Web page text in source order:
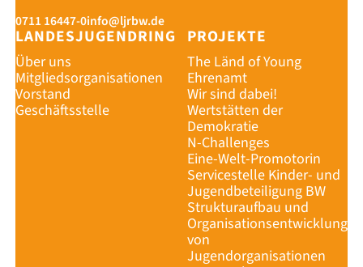
0711 16447-0info@ljrbw.de
LANDESJUGENDRING
Über uns
Mitgliedsorganisationen
Vorstand
Geschäftsstelle
PROJEKTE
The Länd of Young
Ehrenamt
Wir sind dabei!
Wertstätten der
Demokratie
N-Challenges
Eine-Welt-Promotorin
Servicestelle Kinder- und
Jugendbeteiligung BW
Strukturaufbau und
Organisationsentwicklung
von
Jugendorganisationen